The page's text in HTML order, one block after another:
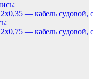
— кабель судовой,
— кабель судовой,